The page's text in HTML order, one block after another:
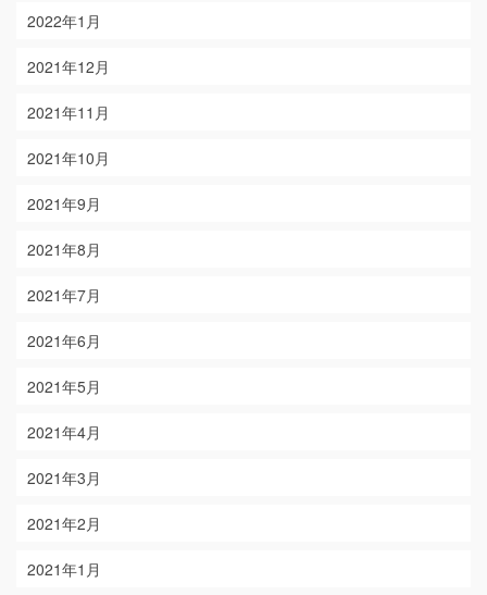
2022年1月
2021年12月
2021年11月
2021年10月
2021年9月
2021年8月
2021年7月
2021年6月
2021年5月
2021年4月
2021年3月
2021年2月
2021年1月